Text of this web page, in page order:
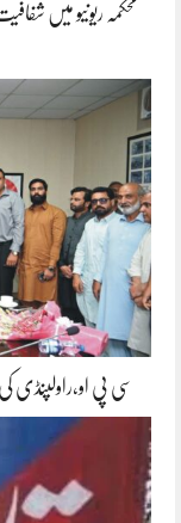
محکمہ ریونیو میں
سی پی او،راولپنڈی